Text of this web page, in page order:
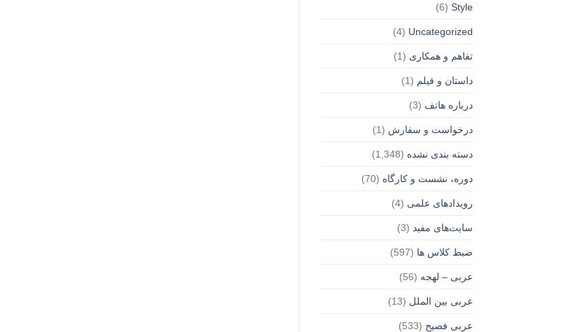
Style
(6)
Uncategorized
(4)
تفاهم و همکاری (1)
داستان و فیلم (1)
درباره هاتف (3)
درخواست و سفارش (1)
دسته بندی نشده (1,348)
دوره، نشست و کارگاه (70)
رویدادهای علمی (4)
سایت‌های مفید (3)
ضبط کلاس ها (597)
عربی – لهجه (56)
عربی بین الملل (13)
عربی فصیح (533)